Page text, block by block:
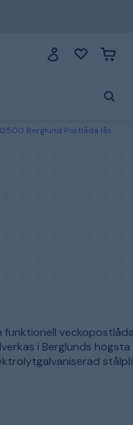
Berglund Postlåda låsbar Svart
funktionell
i Berglunds högsta